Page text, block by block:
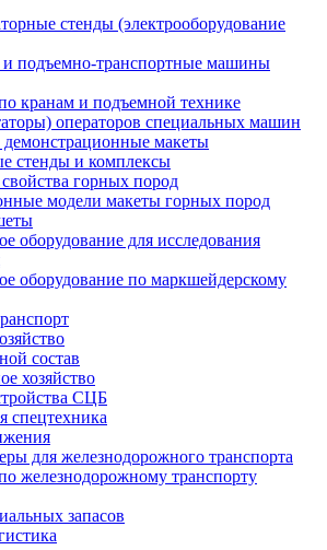
стенды (электрооборудование
и подъемно-транспортные машины
кранам и подъемной технике
операторов специальных машин
макеты
стенды и комплексы
горных пород
модели макеты горных пород
оборудование для исследования
оборудование по маркшейдерскому
состав
хозяйство
СЦБ
спецтехника
для железнодорожного транспорта
железнодорожному транспорту
запасов